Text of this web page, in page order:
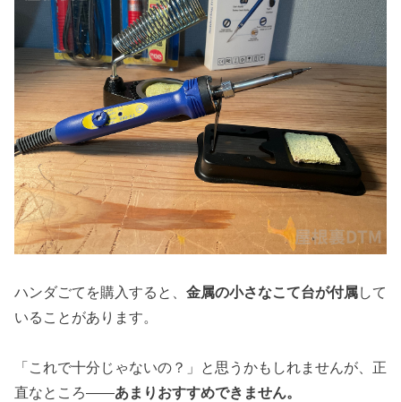
ハンダごてを購入すると、 金属の小さなこて台が付属して
いることがあります。
「これで十分じゃないの？」と思うかもしれませんが、正
直なところ――あまりおすすめできません。